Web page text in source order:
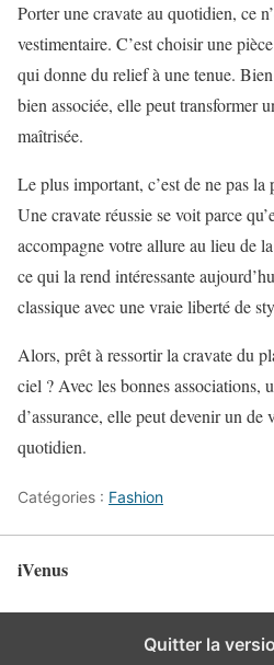
Porter une cravate au quotidien, ce
vestimentaire. C’est choisir une
qui donne du relief à une tenue.
bien associée, elle peut transformer
maîtrisée.
Le plus important, c’est de ne pas
Une cravate réussie se voit parce
accompagne votre allure au lieu de
ce qui la rend intéressante
classique avec une vraie liberté de
Alors, prêt à ressortir la cravate du
ciel ? Avec les bonnes associations,
d’assurance, elle peut devenir un de
quotidien.
Catégories : Fashion
iVenus
Quitter la